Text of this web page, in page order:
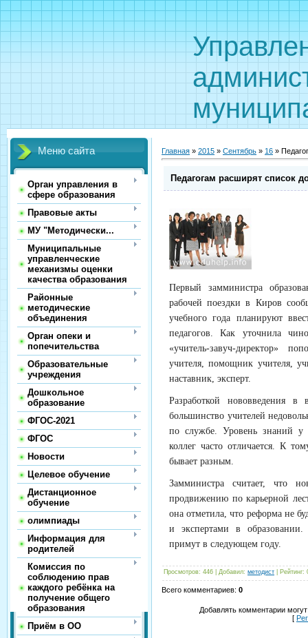
Меню сайта
Орган управления в
сфере образования
Правовые акты
МУ "Методически...
Муниципальные
управленческие
механизмы оценки
качества образования
Районные
методические
объединения
Орган опеки и
попечительства
Образовательные
учреждения
Дошкольное
образование
ФГОС-2021
ФГОС
Новости
Целевое обучение
Дистанционное
обучение
олимпиады
Информация для
родителей
Комиссия по
соблюдению прав
каждого ребёнка на
получение общего
образования
Приём в ОО
Главная » 2015 » Сентябрь » 16 »
Педагогам расширят список
Первый замминистра
рабочей поездки в Киров
учебного года планируют
педагогов. Как уточнила
«учитель-завуч-директор»
учителя, помощник учителя,
наставник, эксперт.
Разработкой нововведения
большинство учителей
по службе. Уровень знаний у
коллег часто отличается. К
бывает разным.
Замминистра считает, что
продвижению по карьерной
она отметила, что реформа не
и экспертами в
примут в следующем году.
Просмотров: 446 Добавил: методист Рейтинг:
Всего комментариев: 0
Добавлять комментарии
[